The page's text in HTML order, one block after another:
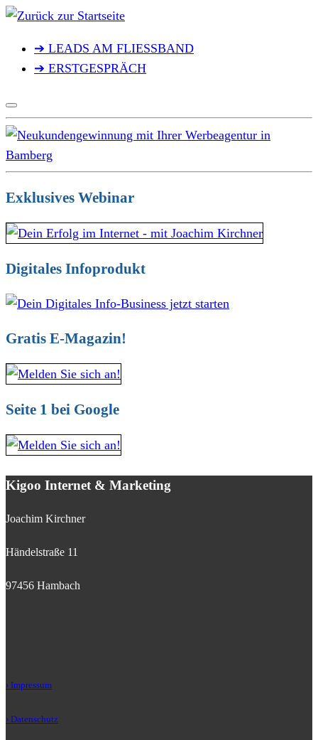
Zum
springen➔ LEADS AM FLIESSBAND
➔ ERSTGESPRÄCH
Exklusives Webinar
Digitales Infoprodukt
Gratis E-Magazin!
Seite 1 bei Google
Kigoo Internet & Marketing
Joachim Kirchner
Händelstraße 11
97456 Hambach
› Impressum
› Datenschutz